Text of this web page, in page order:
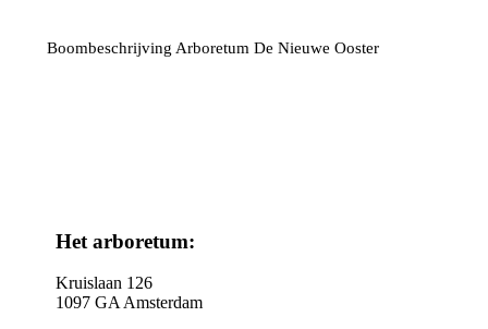
Boombeschrijving Arboretum De Nieuwe Ooster
Het arboretum:
Kruislaan 126
1097 GA Amsterdam